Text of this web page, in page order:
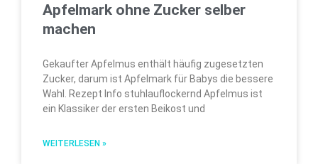
Apfelmark ohne Zucker selber
machen
Gekaufter Apfelmus enthält häufig zugesetzten
Zucker, darum ist Apfelmark für Babys die bessere
Wahl. Rezept Info stuhlauflockernd Apfelmus ist
ein Klassiker der ersten Beikost und
WEITERLESEN »